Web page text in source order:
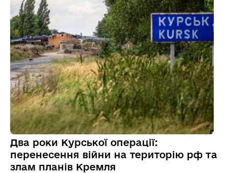
Два роки Курської операції:
перенесення війни на територію рф та
злам планів Кремля